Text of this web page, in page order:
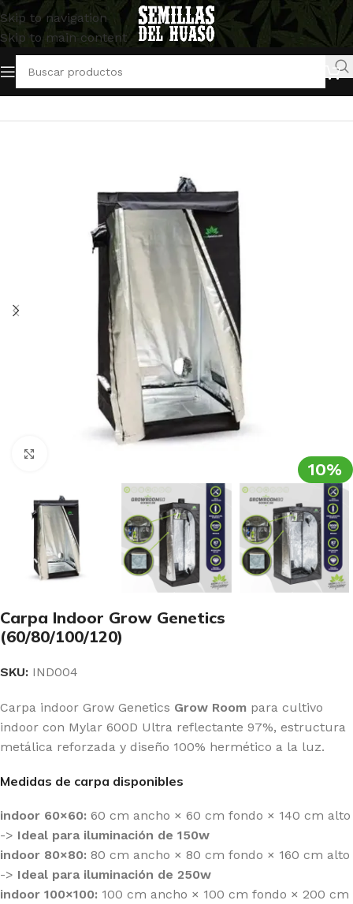
Skip to navigation
Skip to main content
Inicio/Artículos Indoor/Carpas Indoor
10%
Carpa Indoor Grow Genetics
(60/80/100/120)
SKU: IND004
Carpa indoor Grow Genetics Grow Room para cultivo
indoor con Mylar 600D Ultra reflectante 97%, estructura
metálica reforzada y diseño 100% hermético a la luz.
Medidas de carpa disponibles
indoor 60×60: 60 cm ancho × 60 cm fondo × 140 cm alto
-> Ideal para iluminación de 150w
indoor 80×80: 80 cm ancho × 80 cm fondo × 160 cm alto
-> Ideal para iluminación de 250w
indoor 100×100: 100 cm ancho × 100 cm fondo × 200 cm